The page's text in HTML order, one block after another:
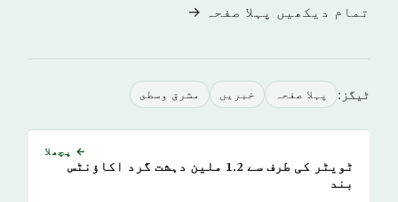
تمام دیکھیں پہلا صفحہ →
ٹیگز: پہلا صفحہ خبريں مشرق وسطى
← پچھلا
ٹویٹر کی طرف سے 1.2 ملین دہشت گرد اکاؤنٹس
بند